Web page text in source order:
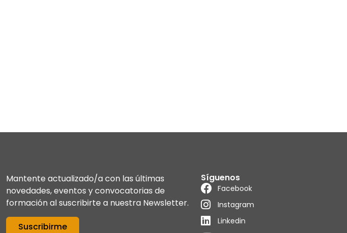
Mantente actualizado/a con las últimas
novedades, eventos y convocatorias de
formación al suscribirte a nuestra Newsletter.
Suscribirme
Síguenos
Facebook
Instagram
Linkedin